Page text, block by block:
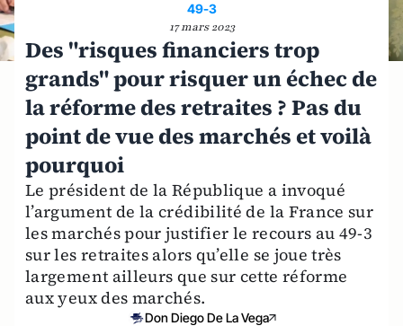
49-3
17 mars 2023
Des "risques financiers trop
grands" pour risquer un échec de
la réforme des retraites ? Pas du
point de vue des marchés et voilà
pourquoi
Le président de la République a invoqué
l’argument de la crédibilité de la France sur
les marchés pour justifier le recours au 49-3
sur les retraites alors qu’elle se joue très
largement ailleurs que sur cette réforme
aux yeux des marchés.
Don Diego De La Vega